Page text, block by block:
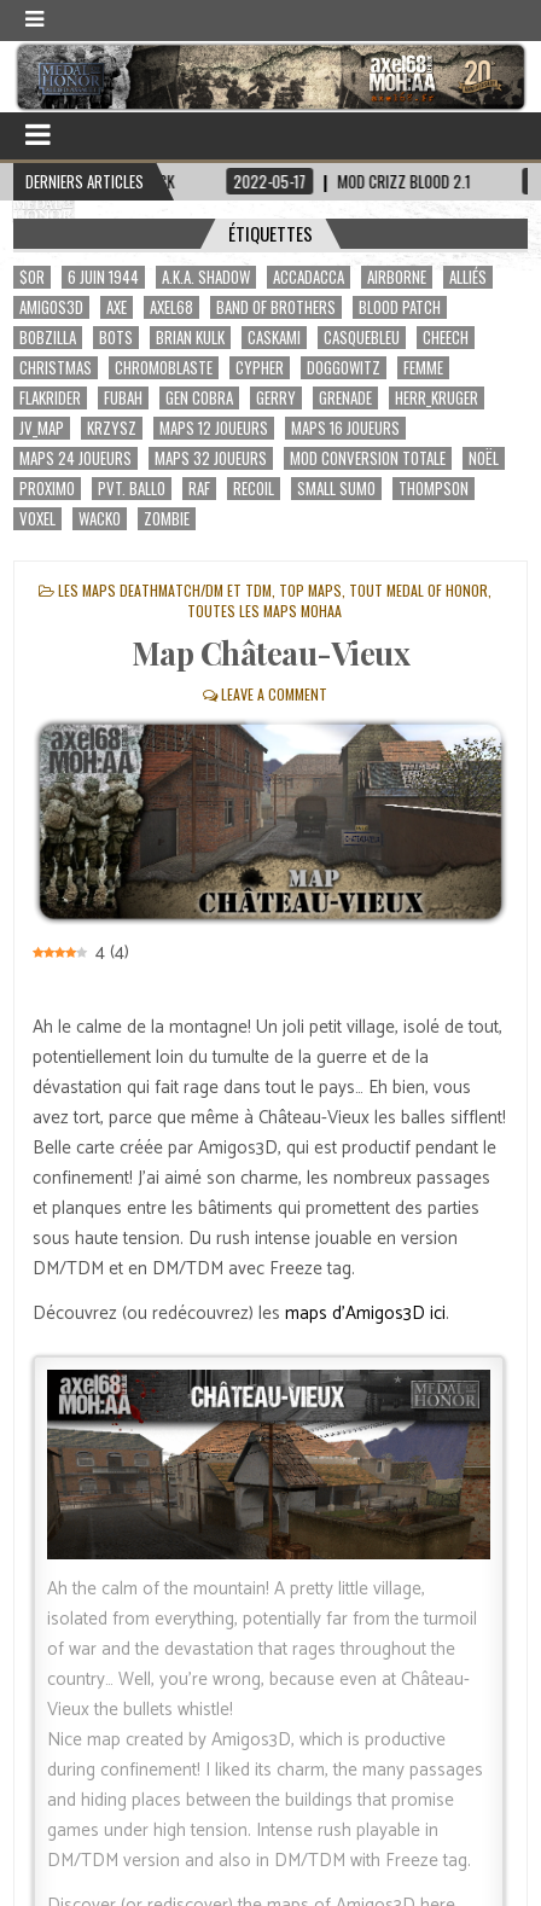
DERNIERS ARTICLES
HADDOCK 2022-05-17 MOD CRIZZ BLOOD 2.1 2022-05-01
ÉTIQUETTES
$OR 6 JUIN 1944 A.K.A. SHADOW ACCADACCA AIRBORNE
ALLIÉS
AMIGOS3D
AXE AXEL68 BAND OF BROTHERS
BLOOD PATCH
BOBZILLA
BOTS BRIAN KULK CASKAMI CASQUEBLEU
CHEECH
CHRISTMAS
CHROMOBLASTE CYPHER DOGGOWITZ
FEMME
FLAKRIDER
FUBAH GEN COBRA GERRY GRENADE
HERR_KRUGER
JV_MAP
KRZYSZ MAPS 12 JOUEURS
MAPS 16 JOUEURS
MAPS 24 JOUEURS
MAPS 32 JOUEURS MOD CONVERSION TOTALE
NOËL
PROXIMO
PVT. BALLO RAF RECOIL SMALL SUMO
THOMPSON
VOXEL
WACKO ZOMBIE
POSTED
LES MAPS DEATHMATCH/DM ET TDM TOP MAPS TOUT MEDAL OF HONOR
TOUTES LES MAPS MOHAA
Map Château-Vieux
LEAVE A COMMENT
4(4)
Ah le calme de la montagne! Un joli petit village, isolé de tout,
potentiellement loin du tumulte de la guerre et de la
dévastation qui fait rage dans tout le pays… Eh bien, vous
avez tort, parce que même à Château-Vieux les balles sifflent!
Belle carte créée par Amigos3D, qui est productif pendant le
confinement! J’ai aimé son charme, les nombreux passages
et planques entre les bâtiments qui promettent des parties
sous haute tension. Du rush intense jouable en version
DM/TDM et en DM/TDM avec Freeze tag.
Découvrez (ou redécouvrez) lesmaps d’Amigos3D ici.
Ah the calm of the mountain! A pretty little village,
isolated from everything, potentially far from the turmoil
of war and the devastation that rages throughout the
country… Well, you’re wrong, because even at Château-
Vieux the bullets whistle!
Nice map created by Amigos3D, which is productive
during confinement! I liked its charm, the many passages
and hiding places between the buildings that promise
games under high tension. Intense rush playable in
DM/TDM version and also in DM/TDM with Freeze tag.